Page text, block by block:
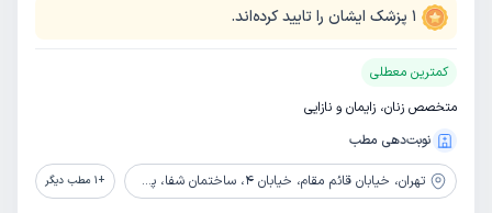
1 پزشک ایشان را تایید کرده‌اند.
کمترین معطلی
متخصص زنان، زایمان و نازایی
نوبت‌دهی مطب
تهران، خیابان قائم مقام، خیابان 4، ساختمان شفا، پلاک 20، طبقه سوم +
1 مطب دیگر